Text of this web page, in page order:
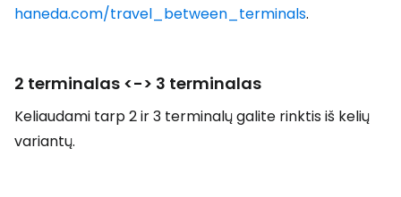
haneda.com/travel_between_terminals.
2 terminalas <-> 3 terminalas
Keliaudami tarp 2 ir 3 terminalų galite rinktis iš kelių
variantų.